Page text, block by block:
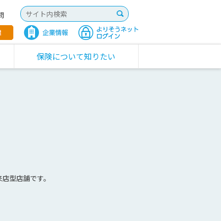
保険について知りたい
型店舗です。